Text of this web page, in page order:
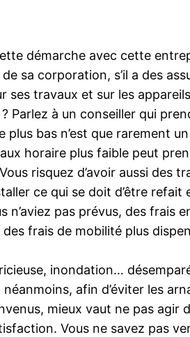
démarche avec cette
sa corporation, s’il a des
travaux et sur les
Parlez à un conseiller qui
bas n’est que rarement
horaire plus faible peut
risquez d’avoir aussi des
ce qui se doit d’être refait
n’aviez pas prévus, des frais
frais de mobilité plus
inondation…
afin d’éviter les
mieux vaut ne pas agir
Vous ne savez pas